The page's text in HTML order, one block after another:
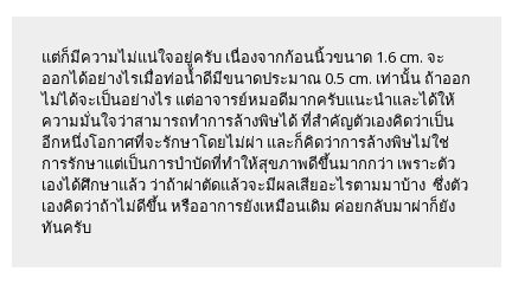
แต่ก็มีความไม่แน่ใจอยู่ครับ เนื่องจากก้อนนิ้วขนาด 1.6 cm. จะ
ออกได้อย่างไรเมื่อท่อน้ำดีมีขนาดประมาณ 0.5 cm. เท่านั้น ถ้าออก
ไม่ได้จะเป็นอย่างไร แต่อาจารย์หมอดีมากครับแนะนำและได้ให้
ความมั่นใจว่าสามารถทำการล้างพิษได้ ที่สำคัญตัวเองคิดว่าเป็น
อีกหนึ่งโอกาศที่จะรักษาโดยไม่ผ่า และก็คิดว่าการล้างพิษไม่ใช่
การรักษาแต่เป็นการบำบัดที่ทำให้สุขภาพดีขึ้นมากกว่า เพราะตัว
เองได้ศึกษาแล้ว ว่าถ้าผ่าตัดแล้วจะมีผลเสียอะไรตามมาบ้าง ซึ่งตัว
เองคิดว่าถ้าไม่ดีขึ้น หรืออาการยังเหมือนเดิม ค่อยกลับมาผ่าก็ยัง
ทันครับ